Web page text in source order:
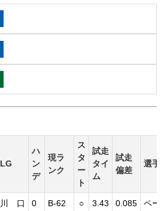
LG
ハ
ン
デ
現ラ
ンク
ス
タ
ー
ト
試走
タイ
ム
試走
偏差
選手
川 口 0 B-62 ○ 3.43 0.085 ペー